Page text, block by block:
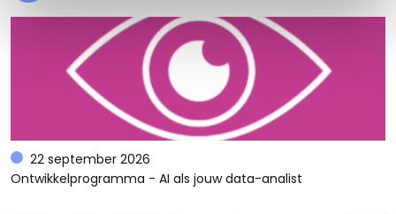
22 september 2026
Ontwikkelprogramma - AI als jouw data-analist